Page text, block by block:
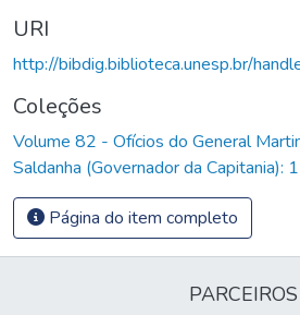
URI
http://bibdig.biblioteca.unesp.br/
Coleções
Volume 82 - Ofícios do General
Saldanha (Governador da
Página do item completo
PARCEIROS